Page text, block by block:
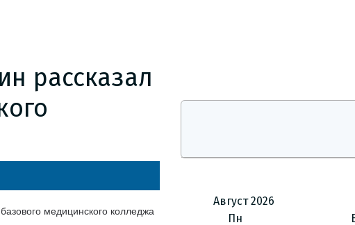
рассказал
медицинского колледжа
Август 2026
Пн